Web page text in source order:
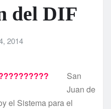
del DIF
2014
San
Juan de
el Sistema para el